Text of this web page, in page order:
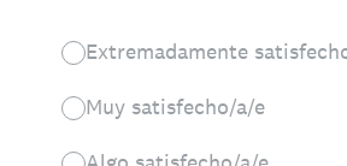
Extremadamente
Muy satisfecho/a/e